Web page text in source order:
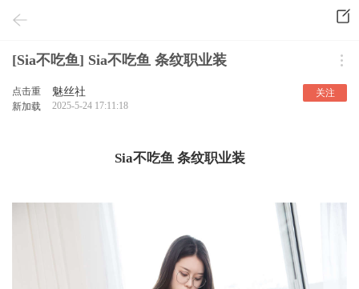
[Sia不吃鱼] Sia不吃鱼 条纹职业装
点击重
新加载
魅丝社
2025-5-24 17:11:18
关注
Sia不吃鱼 条纹职业装